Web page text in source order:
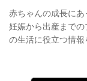
赤ちゃんの成長にあ
妊娠から出産まで
の生活に役立つ情報